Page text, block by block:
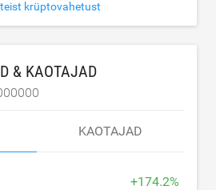
krüptovahetust
& KAOTAJAD
KAOTAJAD
+174.2%